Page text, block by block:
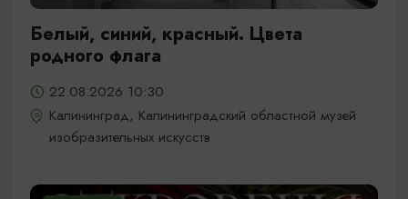
Белый, синий, красный. Цвета
родного флага
22.08.2026 10:30
Калининград, Калининградский областной музей
изобразительных искусств